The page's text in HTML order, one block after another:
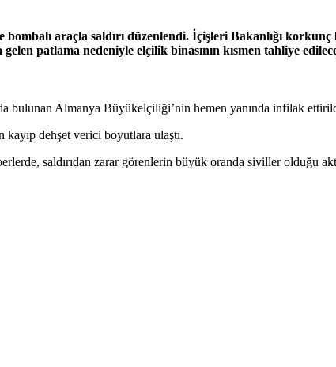
araçla saldırı düzenlendi. İçişleri Bakanlığı korkunç
patlama nedeniyle elçilik binasının kısmen tahliye
bulunan Almanya Büyükelçiliği’nin hemen yanında infilak
kayıp dehşet verici boyutlara ulaştı.
saldırıdan zarar görenlerin büyük oranda siviller olduğu